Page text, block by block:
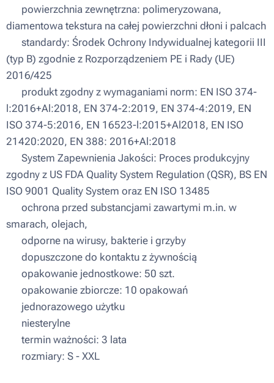
▪ powierzchnia zewnętrzna: polimeryzowana,
diamentowa tekstura na całej powierzchni dłoni i palcach
▪ standardy: Środek Ochrony Indywidualnej kategorii III
(typ B) zgodnie z Rozporządzeniem PE i Rady (UE)
2016/425
▪ produkt zgodny z wymaganiami norm: EN ISO 374-
l:2016+Al:2018, EN 374-2:2019, EN 374-4:2019, EN
ISO 374-5:2016, EN 16523-l:2015+Al2018, EN ISO
21420:2020, EN 388: 2016+Al:2018
▪ System Zapewnienia Jakości: Proces produkcyjny
zgodny z US FDA Quality System Regulation (QSR), BS EN
ISO 9001 Quality System oraz EN ISO 13485
▪ ochrona przed substancjami zawartymi m.in. w
smarach, olejach,
▪ odporne na wirusy, bakterie i grzyby
▪ dopuszczone do kontaktu z żywnością
▪ opakowanie jednostkowe: 50 szt.
▪ opakowanie zbiorcze: 10 opakowań
▪ jednorazowego użytku
▪ niesterylne
▪ termin ważności: 3 lata
▪ rozmiary: S - XXL